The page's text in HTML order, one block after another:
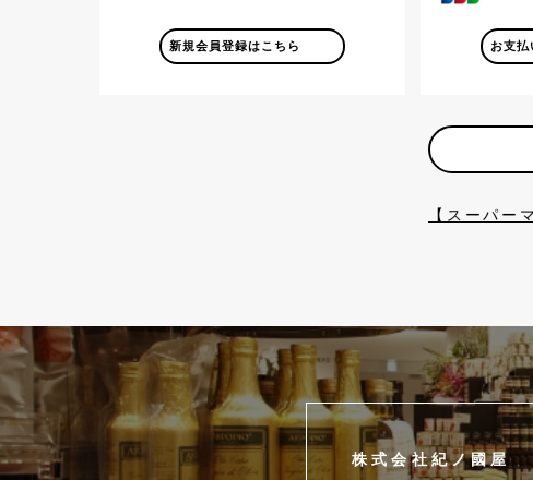
新規会員登録はこちら お支払
【スーパー
株式会社紀ノ國屋